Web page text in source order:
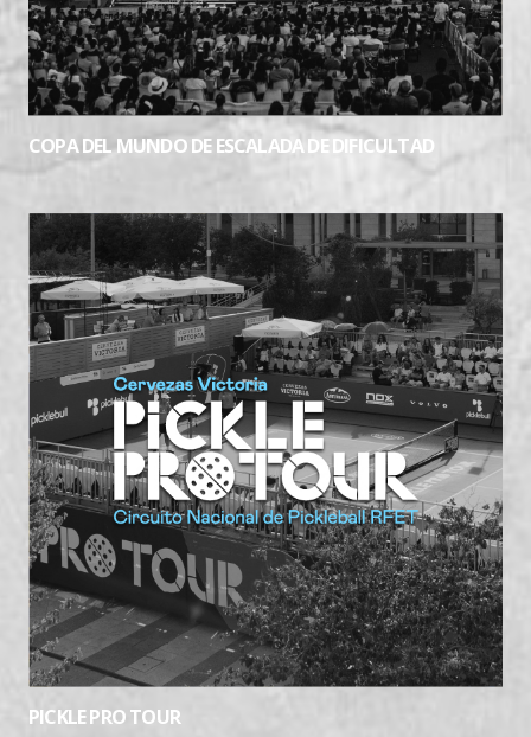
COPA DEL MUNDO DE ESCALADA DE DIFICULTAD
PICKLE PRO TOUR